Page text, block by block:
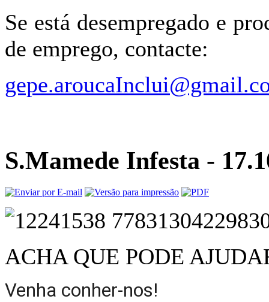
Se está desempregado e
de emprego, contacte:
S.Mamede Infesta -
ACHA QUE PODE
Venha conher-nos!